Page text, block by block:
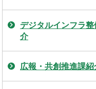
デジタルインフラ整
介
広報・共創推進課紹